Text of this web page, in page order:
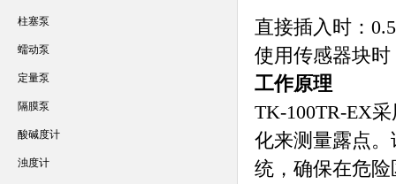
直接插入时：
使用传感器块时
工作原理
TK-100TR-EX
化来测量露点
统，确保在危
柱塞泵
蠕动泵
定量泵
隔膜泵
酸碱度计
浊度计